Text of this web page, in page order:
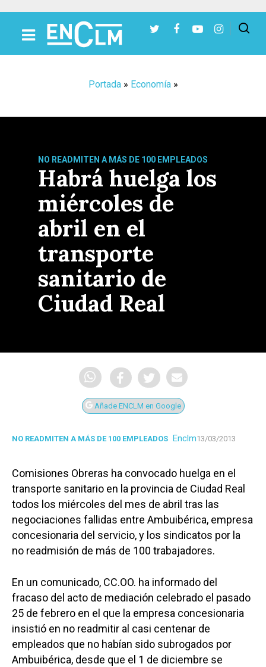
Portada» Economía»
NO READMITEN A MÁS DE 100 EMPLEADOS
Habrá huelga los
miércoles de
abril en el
transporte
sanitario de
Ciudad Real
Añade ENCLM en Google
NO READMITEN A MÁS DE 100 EMPLEADOS Enclm13/03/2013
Comisiones Obreras ha convocado huelga en el
transporte sanitario en la provincia de Ciudad Real
todos los miércoles del mes de abril tras las
negociaciones fallidas entre Ambuibérica, empresa
concesionaria del servicio, y los sindicatos por la
no readmisión de más de 100 trabajadores.
En un comunicado, CC.OO. ha informado del
fracaso del acto de mediación celebrado el pasado
25 de febrero en el que la empresa concesionaria
insistió en no readmitir al casi centenar de
empleados que no habían sido subrogados por
Ambuibérica, desde que el 1 de diciembre se